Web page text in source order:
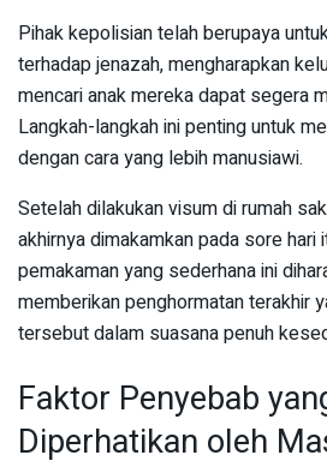
Pihak kepolisian telah berupaya
terhadap jenazah, mengharapkan
mencari anak mereka dapat segera
Langkah-langkah ini penting untuk
dengan cara yang lebih manusiawi.
Setelah dilakukan visum di rumah
akhirnya dimakamkan pada sore hari
pemakaman yang sederhana ini
memberikan penghormatan terakhir
tersebut dalam suasana penuh
Faktor Penyebab
Diperhatikan oleh